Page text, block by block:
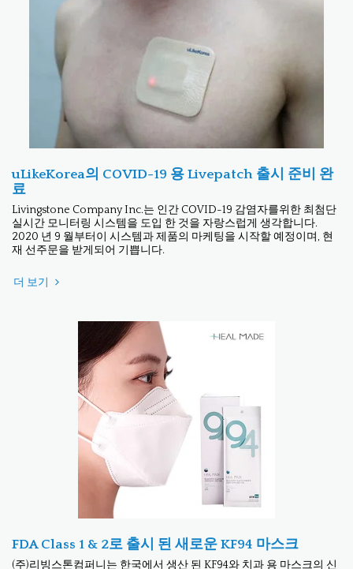
uLikeKorea의 COVID-19 용 Livepatch 출시 준비 완
료
Livingstone Company Inc.는 인간 COVID-19 감염자를위한 최첨단
실시간 모니터링 시스템을 도입 한 것을 자랑스럽게 생각합니다.
2020 년 9 월부터이 시스템과 제품의 마케팅을 시작할 예정이며, 현
재 선주문을 받게되어 기쁩니다.
더 보기
FDA Class 1 & 2로 출시 된 새로운 KF94 마스크
(주)리빙스톤컴퍼니는 한국에서 생산 된 KF94와 치과 용 마스크의 신